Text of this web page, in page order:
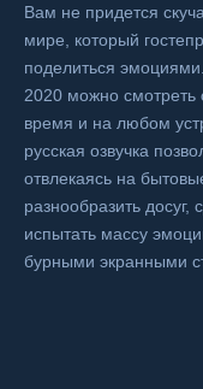
Вам не придется
мире, который
поделиться
2020 можно
время и на любом
русская озвучка
отвлекаясь на
разнообразить
испытать массу
бурными экранными